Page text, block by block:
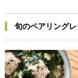
旬のペアリング